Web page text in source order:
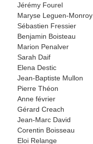
Jérémy Fourel
Maryse Leguen-Monroy
Sébastien Fressier
Benjamin Boisteau
Marion Penalver
Sarah Daif
Elena Destic
Jean-Baptiste Mullon
Pierre Théon
Anne février
Gérard Creach
Jean-Marc David
Corentin Boisseau
Eloi Relange